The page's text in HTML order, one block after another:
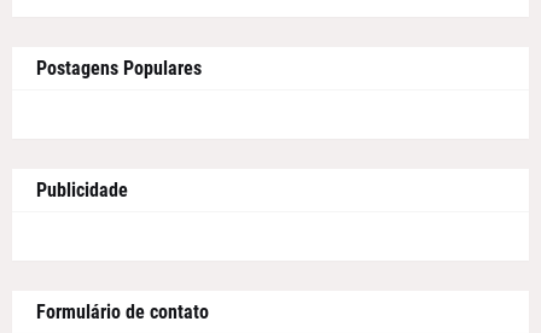
Postagens Populares
Publicidade
Formulário de contato